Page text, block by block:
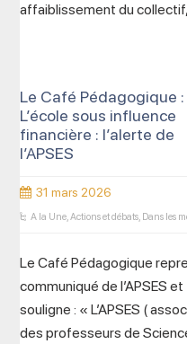
affaiblissement du
Le Café Pédagogique :
L’école sous influence
financière : l’alerte de
l’APSES
31 mars 2026
A la Une,Actions et débats, Dans les
Le Café Pédagogique
communiqué de l’APSES et
souligne : « L’APSES (
des professeurs de